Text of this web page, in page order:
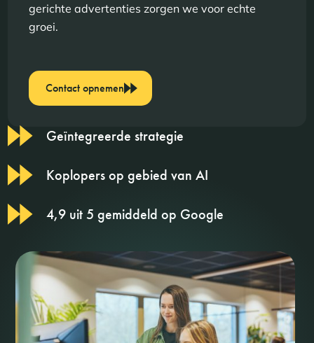
gerichte advertenties zorgen we voor echte
groei.
Contact opnemen
Geïntegreerde strategie
Koplopers op gebied van AI
4,9 uit 5 gemiddeld op Google